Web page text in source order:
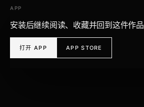
APP
安装后继续阅读、收藏并回到这件作品
打开 APP APP STORE